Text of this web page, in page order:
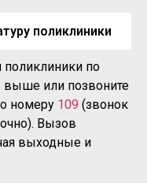
поликлиники
по
выше или позвоните
номеру 109 (звонок
Вызов
выходные и